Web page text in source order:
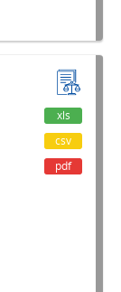
xls
csv
pdf